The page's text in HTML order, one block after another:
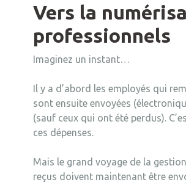
Vers la
professionnels
Imaginez un instant…
Il y a d’abord les employés qui
sont ensuite envoyées
(sauf ceux qui ont été perdus).
ces dépenses.
Mais le grand voyage de la
reçus doivent maintenant être